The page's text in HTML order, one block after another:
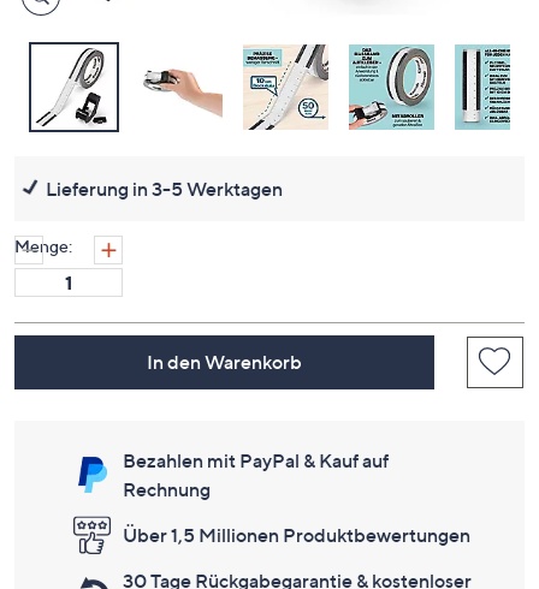
Lieferung in 3-5 Werktagen
Menge:
In den Warenkorb
Bezahlen mit PayPal & Kauf auf
Rechnung
Über 1,5 Millionen Produktbewertungen
30 Tage Rückgabegarantie & kostenloser